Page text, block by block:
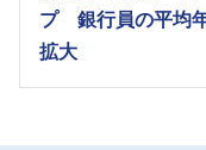
プ 銀行員の平均
拡大